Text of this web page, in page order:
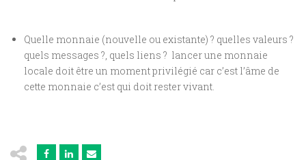
Quelle monnaie (nouvelle ou existante) ? quelles valeurs ?
quels messages ?, quels liens ? lancer une monnaie
locale doit être un moment privilégié car c’est l’âme de
cette monnaie c’est qui doit rester vivant.